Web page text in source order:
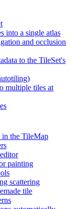
into a single atlas
and occlusion
to the TileSet's
multiple tiles at
in the TileMap
painting
scattering
tile